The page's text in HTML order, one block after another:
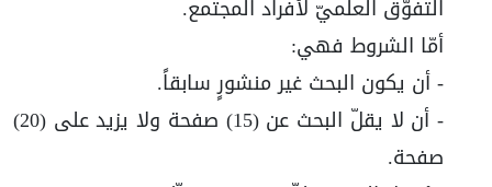
التفوّق العلميّ لأفراد المجتمع.
أمّا الشروط فهي:
- أن يكون البحث غير منشورٍ سابقاً.
- أن لا يقلّ البحث عن (15) صفحة ولا يزيد على (20)
صفحة.